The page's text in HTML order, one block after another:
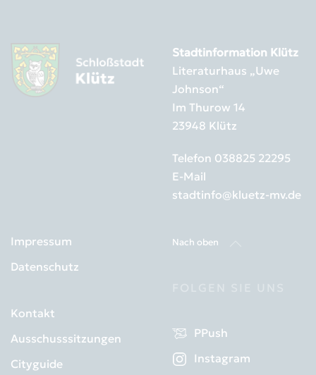
Stadtinformation Klütz
Literaturhaus „Uwe
Johnson“
Im Thurow 14
23948 Klütz
Telefon 038825 22295
E-Mail
stadtinfo@kluetz-mv.de
Impressum
Datenschutz
Kontakt
Ausschusssitzungen
Cityguide
Nach oben
PPush
Instagram